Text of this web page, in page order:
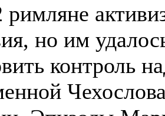
но им
контроль